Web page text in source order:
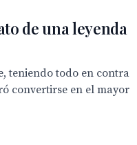
de una leyenda
teniendo todo en contra
convertirse en el mayor